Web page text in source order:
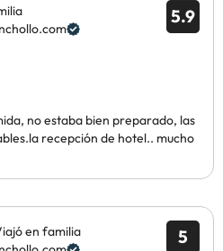
5.9
no estaba bien preparado, las
recepción de hotel.. mucho
5
en familia